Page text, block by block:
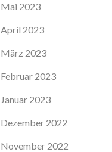
Mai 2023
April 2023
März 2023
Februar 2023
Januar 2023
Dezember 2022
November 2022